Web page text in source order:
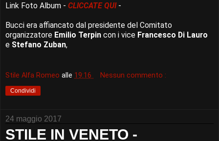
Link Foto Album - CLICCATE QUI-
Bucci era affiancato dal presidente del Comitato
organizzatore Emilio Terpin con i vice Francesco Di Lauro
e Stefano Zuban,
Stile Alfa Romeo alle 19:16 Nessun commento :
Condividi
24 maggio 2017
STILE IN VENETO -